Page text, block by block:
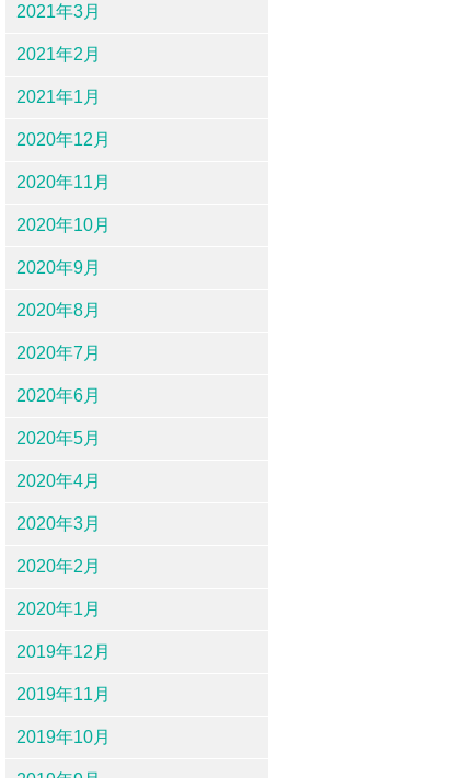
2021年3月
2021年2月
2021年1月
2020年12月
2020年11月
2020年10月
2020年9月
2020年8月
2020年7月
2020年6月
2020年5月
2020年4月
2020年3月
2020年2月
2020年1月
2019年12月
2019年11月
2019年10月